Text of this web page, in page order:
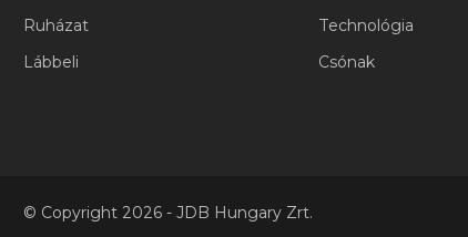
Ruházat
Lábbeli
Technológia
Csónak
© Copyright 2026 - JDB Hungary Zrt.